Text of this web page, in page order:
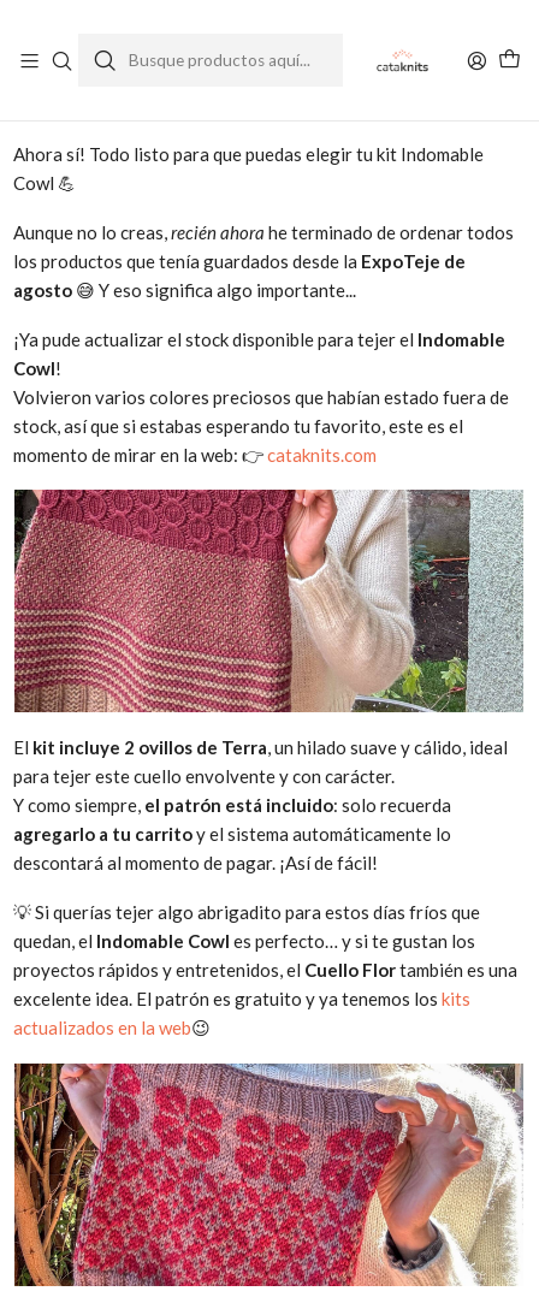
Blog ✨ Kit Indomable Cowl actualizado y listo para tejer!
Ahora sí! Todo listo para que puedas elegir tu kit Indomable
Cowl 💪
Aunque no lo creas,recién ahora he terminado de ordenar todos
los productos que tenía guardados desde la ExpoTeje de
agosto 😅 Y eso significa algo importante...
¡Ya pude actualizar el stock disponible para tejer el Indomable
Cowl!
Volvieron varios colores preciosos que habían estado fuera de
stock, así que si estabas esperando tu favorito, este es el
momento de mirar en la web: 👉cataknits.com
El kit incluye 2 ovillos de Terra, un hilado suave y cálido, ideal
para tejer este cuello envolvente y con carácter.
Y como siempre, el patrón está incluido: solo recuerda
agregarlo a tu carritoy el sistema automáticamente lo
descontará al momento de pagar. ¡Así de fácil!
💡 Si querías tejer algo abrigadito para estos días fríos que
quedan, el Indomable Cowl es perfecto… y si te gustan los
proyectos rápidos y entretenidos, el Cuello Flortambién es una
excelente idea. El patrón es gratuito y ya tenemos loskits
actualizados en la web😉